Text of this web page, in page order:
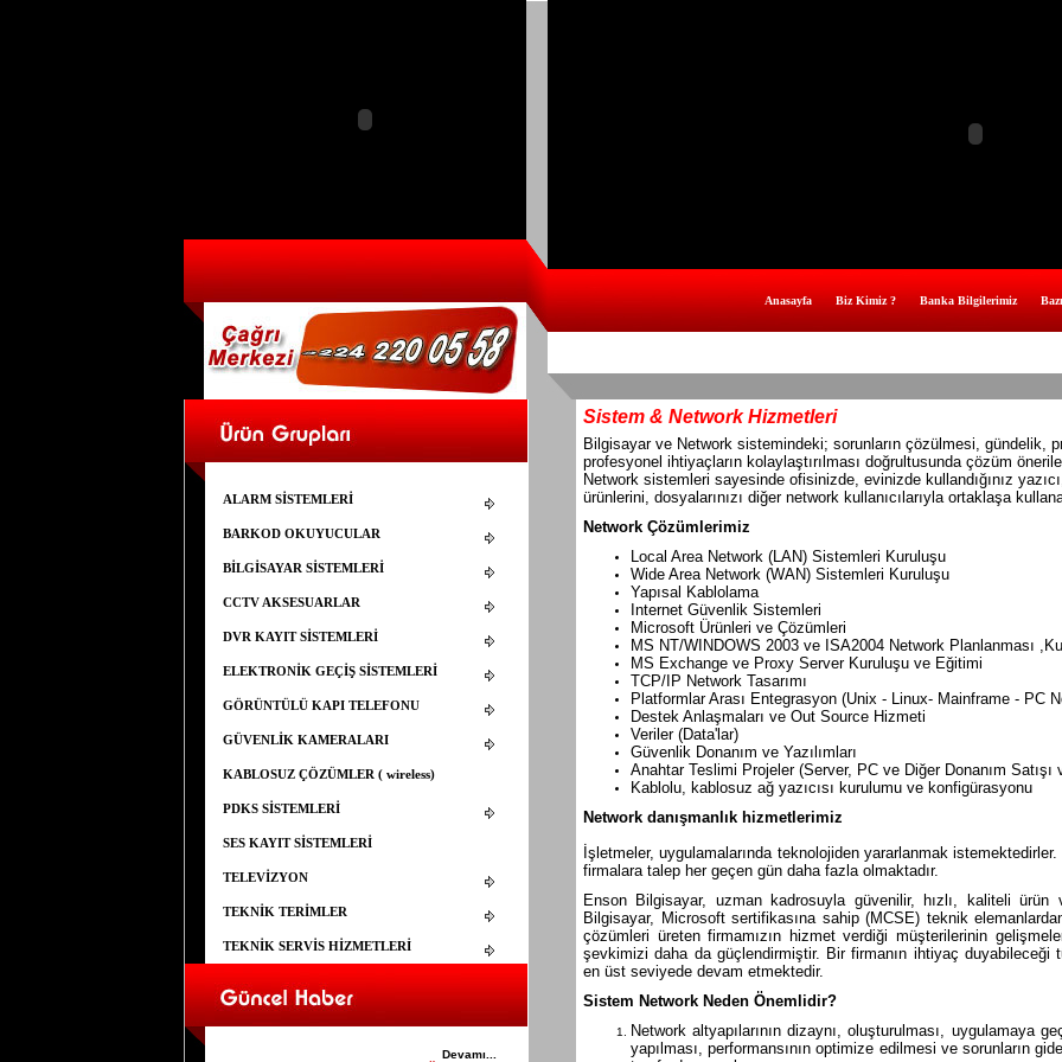
Anasayfa Biz Kimiz ? Banka Bilgilerimiz
ALARM SİSTEMLERİ
BARKOD OKUYUCULAR
BİLGİSAYAR SİSTEMLERİ
CCTV AKSESUARLAR
DVR KAYIT SİSTEMLERİ
ELEKTRONİK GEÇİŞ SİSTEMLERİ
GÖRÜNTÜLÜ KAPI TELEFONU
GÜVENLİK KAMERALARI
KABLOSUZ ÇÖZÜMLER ( wireless)
PDKS SİSTEMLERİ
SES KAYIT SİSTEMLERİ
TELEVİZYON
TEKNİK TERİMLER
TEKNİK SERVİS HİZMETLERİ
ELEMAN ARANIYOR
25.03.2015
Devamı...
Sistem & Network Hizmetleri
Bilgisayar ve Network sistemindeki; sorunların çözülmesi, gündelik,
profesyonel ihtiyaçların kolaylaştırılması doğrultusunda çözüm
Network sistemleri sayesinde ofisinizde, evinizde kullandığınız
ürünlerini, dosyalarınızı diğer network kullanıcılarıyla ortaklaşa
Network Çözümlerimiz
Local Area Network (LAN) Sistemleri Kuruluşu
Wide Area Network (WAN) Sistemleri Kuruluşu
Yapısal Kablolama
Internet Güvenlik Sistemleri
Microsoft Ürünleri ve Çözümleri
MS NT/WINDOWS 2003 ve ISA2004 Network Planlanması
MS Exchange ve Proxy Server Kuruluşu ve Eğitimi
TCP/IP Network Tasarımı
Platformlar Arası Entegrasyon (Unix - Linux- Mainframe - PC
Destek Anlaşmaları ve Out Source Hizmeti
Veriler (Data'lar)
Güvenlik Donanım ve Yazılımları
Anahtar Teslimi Projeler (Server, PC ve Diğer Donanım Satışı
Kablolu, kablosuz ağ yazıcısı kurulumu ve konfigürasyonu
Network danışmanlık hizmetlerimiz
İşletmeler, uygulamalarında teknolojiden yararlanmak
firmalara talep her geçen gün daha fazla olmaktadır.
Enson Bilgisayar, uzman kadrosuyla güvenilir, hızlı, kaliteli ürün
Bilgisayar, Microsoft sertifikasına sahip (MCSE) teknik
çözümleri üreten firmamızın hizmet verdiği müşterilerinin
şevkimizi daha da güçlendirmiştir. Bir firmanın ihtiyaç duyabileceği
en üst seviyede devam etmektedir.
Sistem Network Neden Önemlidir?
Network altyapılarının dizaynı, oluşturulması, uygulamaya
yapılması, performansının optimize edilmesi ve sorunların